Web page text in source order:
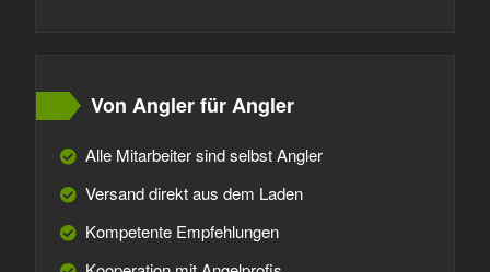
Von Angler für Angler
Alle Mitarbeiter sind selbst Angler
Versand direkt aus dem Laden
Kompetente Empfehlungen